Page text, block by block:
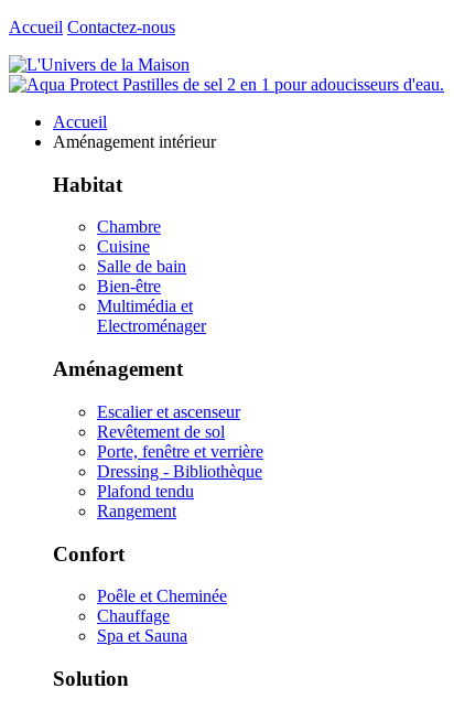
Accueil Contactez-nous
Accueil
Aménagement intérieur
Habitat
Chambre
Cuisine
Salle de bain
Bien-être
Multimédia et
Electroménager
Aménagement
Escalier et ascenseur
Revêtement de sol
Porte, fenêtre et verrière
Dressing - Bibliothèque
Plafond tendu
Rangement
Confort
Poêle et Cheminée
Chauffage
Spa et Sauna
Solution